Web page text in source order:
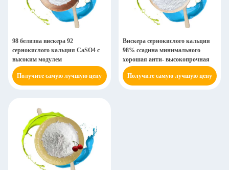
98 белизна вискера 92
сернокислого кальция CaSO4 с
высоким модулем
Получите самую лучшую цену
Вискера сернокислого кальция
98% ссадина минимального
хорошая анти- высокопрочная
Получите самую лучшую цену